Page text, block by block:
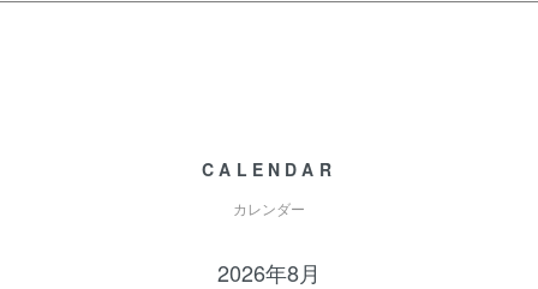
CALENDAR
カレンダー
2026年8月